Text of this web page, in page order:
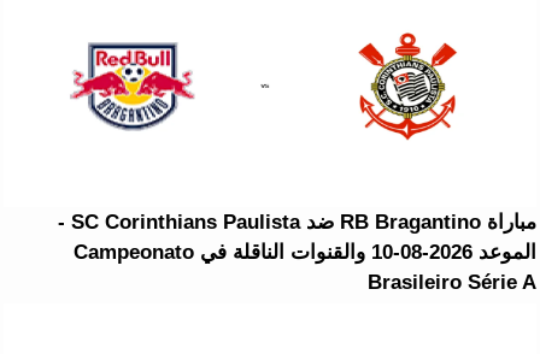
مباراة RB Bragantino ضد SC Corinthians Paulista -
الموعد 2026-08-10 والقنوات الناقلة في Campeonato
Brasileiro Série A